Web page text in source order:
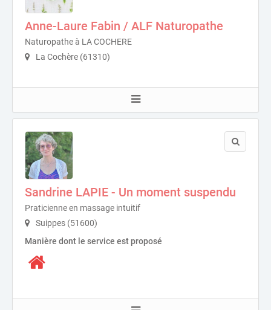
Anne-Laure Fabin / ALF Naturopathe
Naturopathe à LA COCHERE
La Cochère (61310)
Sandrine LAPIE - Un moment suspendu
Praticienne en massage intuitif
Suippes (51600)
Manière dont le service est proposé